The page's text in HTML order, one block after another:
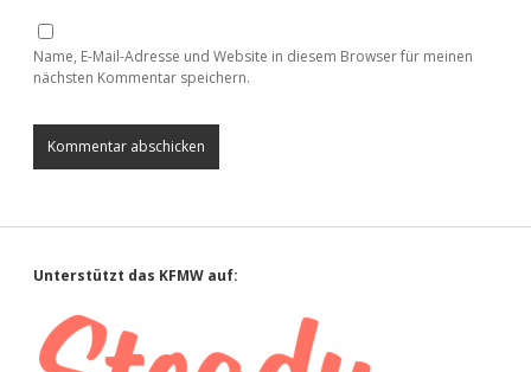
Name, E-Mail-Adresse und Website in diesem Browser für meinen
nächsten Kommentar speichern.
Sidebar
Unterstützt das KFMW auf: